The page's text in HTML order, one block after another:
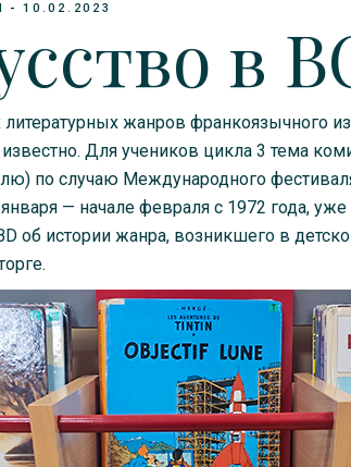
10.02.2023
в
жанров франкоязычного
Для учеников цикла 3 тема
по случаю Международного
— начале февраля с 1972 года,
об истории жанра, возникшего в